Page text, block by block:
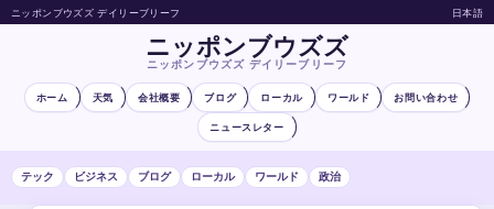
ニッポンブウズズ デイリーブリーフ 日本語
ニッポンブウズズ
ニッポンブウズズ デイリーブリーフ
ホーム 天気 会社概要 ブログ ローカル ワールド お問い合わせ
ニュースレター
テック ビジネス ブログ ローカル ワールド 政治